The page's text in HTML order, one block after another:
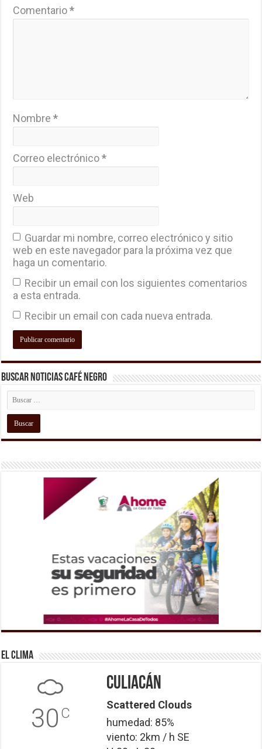
Comentario*
Nombre*
Correo electrónico*
Web
Guardar mi nombre, correo electrónico y sitio
web en este navegador para la próxima vez que
haga un comentario.
Recibir un email con los siguientes comentarios
a esta entrada.
Recibir un email con cada nueva entrada.
Buscar Noticias Café Negro
El Clima
30 C
Culiacán
Scattered Clouds
humedad: 85%
viento: 2km / h SE